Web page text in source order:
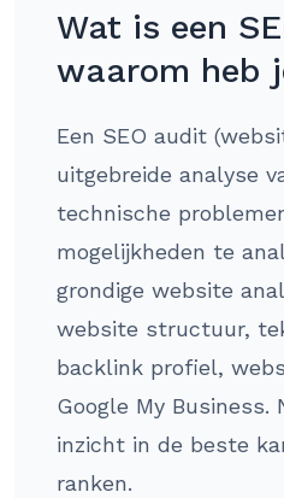
Wat is een
waarom heb
Een SEO audit
uitgebreide analyse
technische
mogelijkheden te
grondige website
website structuur,
backlink profiel,
Google My Business.
inzicht in de beste
ranken.